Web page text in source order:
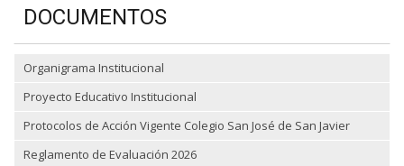
DOCUMENTOS
Organigrama Institucional
Proyecto Educativo Institucional
Protocolos de Acción Vigente Colegio San José de San Javier
Reglamento de Evaluación 2026